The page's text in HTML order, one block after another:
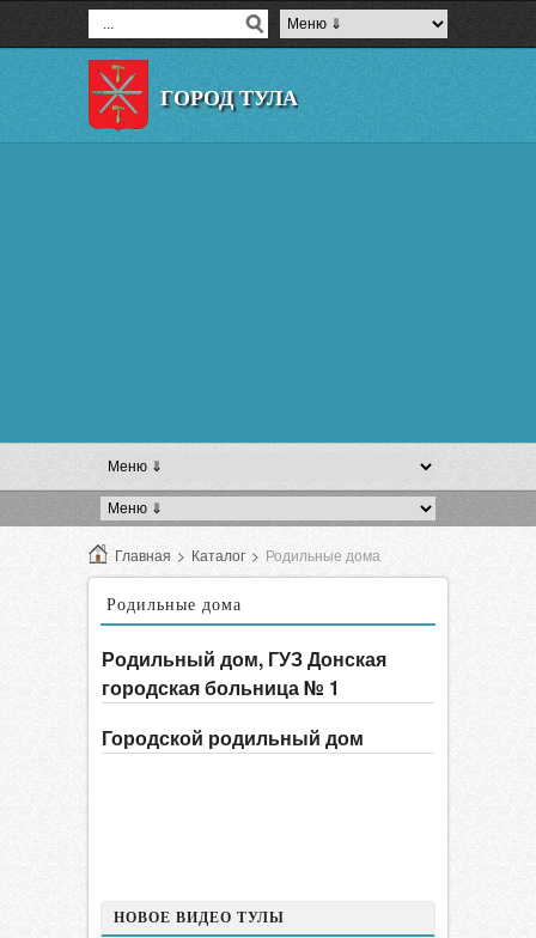
ГОРОД ТУЛА
Главная > Каталог > Родильные дома
Родильные дома
Родильный дом, ГУЗ Донская
городская больница № 1
Городской родильный дом
НОВОЕ ВИДЕО ТУЛЫ